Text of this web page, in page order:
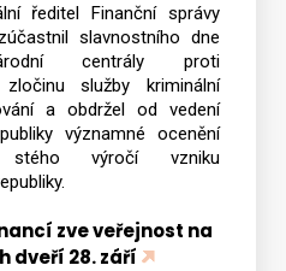
ředitel Finanční správy
slavnostního dne
centrály proti
zločinu služby kriminální
a obdržel od vedení
významné ocenění
výročí vzniku
zve veřejnost na
dveří 28. září